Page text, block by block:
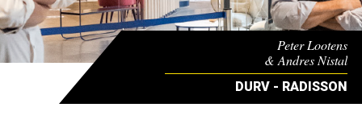
Peter Lootens
& Andres Nistal
DURV - RADISSON